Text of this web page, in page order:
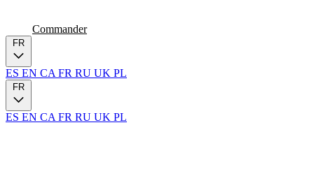
Commander
FR
ES EN CA FR RU UK PL
FR
ES EN CA FR RU UK PL